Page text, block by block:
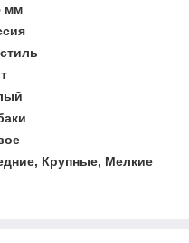
мм
Крупные, Мелкие